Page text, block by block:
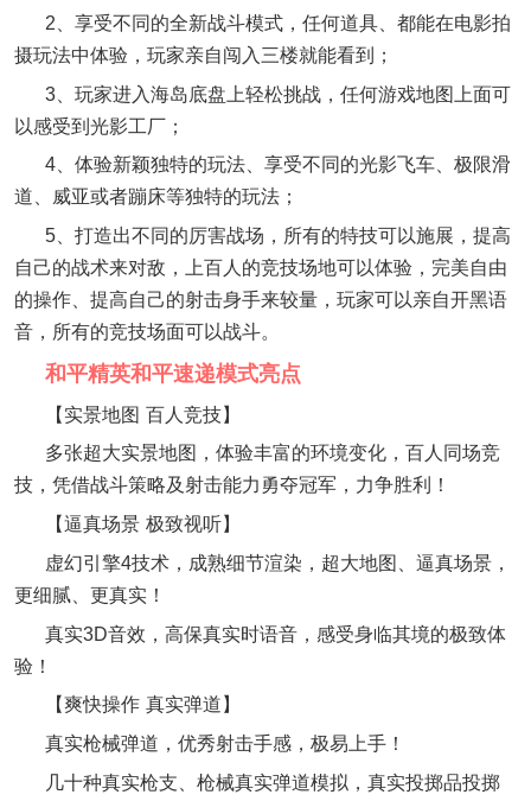
2、享受不同的全新战斗模式，任何道具、都能在电影拍
摄玩法中体验，玩家亲自闯入三楼就能看到；
3、玩家进入海岛底盘上轻松挑战，任何游戏地图上面可
以感受到光影工厂；
4、体验新颖独特的玩法、享受不同的光影飞车、极限滑
道、威亚或者蹦床等独特的玩法；
5、打造出不同的厉害战场，所有的特技可以施展，提高
自己的战术来对敌，上百人的竞技场地可以体验，完美自由
的操作、提高自己的射击身手来较量，玩家可以亲自开黑语
音，所有的竞技场面可以战斗。
和平精英和平速递模式亮点
【实景地图 百人竞技】
多张超大实景地图，体验丰富的环境变化，百人同场竞
技，凭借战斗策略及射击能力勇夺冠军，力争胜利！
【逼真场景 极致视听】
虚幻引擎4技术，成熟细节渲染，超大地图、逼真场景，
更细腻、更真实！
真实3D音效，高保真实时语音，感受身临其境的极致体
验！
【爽快操作 真实弹道】
真实枪械弹道，优秀射击手感，极易上手！
几十种真实枪支、枪械真实弹道模拟，真实投掷品投掷